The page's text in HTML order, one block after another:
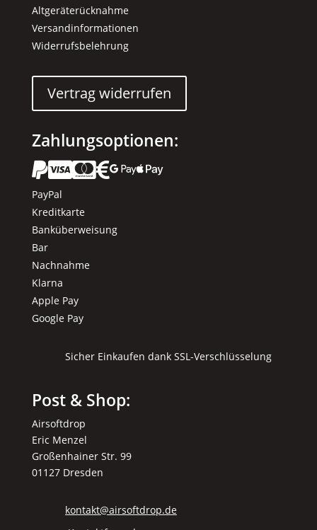
Altgeräterücknahme
Versandinformationen
Widerrufsbelehrung
Vertrag widerrufen
Zahlungsoptionen:
 
PayPal
Kreditkarte
Banküberweisung
Bar
Nachnahme
Klarna
Apple Pay
Google Pay
Sicher Einkaufen dank SSL-Verschlüsselung
Post & Shop:
Airsoftdrop
Eric Menzel
Großenhainer Str. 99
01127 Dresden
kontakt@airsoftdrop.de